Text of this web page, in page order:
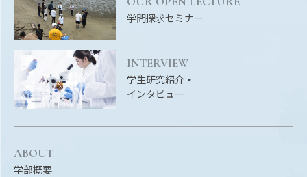
学問探求セミナー
INTERVIEW
学生研究紹介・
インタビュー
ABOUT
学部概要